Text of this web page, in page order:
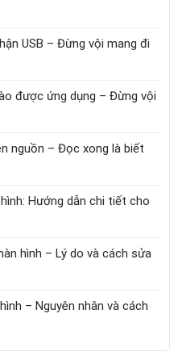
USB – Đừng vội mang đi
được ứng dụng – Đừng vội
nguồn – Đọc xong là biết
Hướng dẫn chi tiết cho
hình – Lý do và cách sửa
– Nguyên nhân và cách